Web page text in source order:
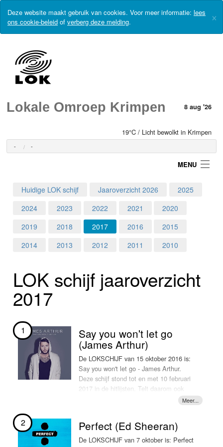
Deze website maakt gebruik van cookies. Voor meer informatie: lees
ons cookie-beleid of verberg deze melding. ×
Lokale Omroep Krimpen 8 aug '26
19°C / Licht bewolkt in Krimpen
- -
MENU
Home
Programma's
Nieuws
Foto's
Video
Webcam
Info
Huidige LOK schijf Jaaroverzicht 2026
2025
2024
2023 2022 2021
2020
2019
2018 2017 2016
2015
2014
2013 2012 2011 2010
LOK schijf jaar­over­zicht
2017
1 Say you won't let go
(James Arthur)
De LOKSCHIJF van 15 oktober 2016 is:
Say you won't let go - James Arthur.
Deze schijf stond tot en met 10 februari
2017 in de hitlijsten. Telt daarom ook
nog mee voor het LOKschijf hitoverzicht
2017!!
2 Perfect (Ed Sheeran)
De LOKSCHIJF van 7 oktober is: Perfect